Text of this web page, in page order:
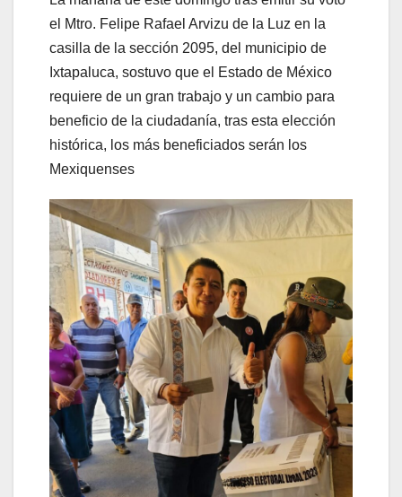
el Mtro. Felipe Rafael Arvizu de la Luz en la
casilla de la sección 2095, del municipio de
Ixtapaluca, sostuvo que el Estado de México
requiere de un gran trabajo y un cambio para
beneficio de la ciudadanía, tras esta elección
histórica, los más beneficiados serán los
Mexiquenses